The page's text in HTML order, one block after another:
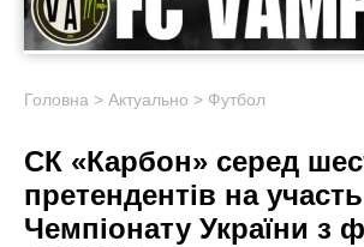
Головна > Актуально > Футбол
СК «Карбон» серед
претендентів на участь
Чемпіонату України з